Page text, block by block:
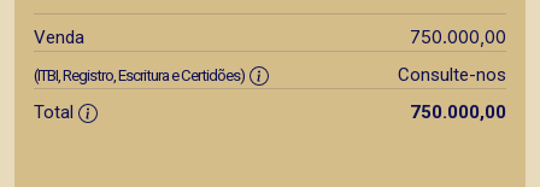
Venda 750.000,00
(ITBI, Registro, Escritura e Certidões)
Consulte-nos
Total
750.000,00